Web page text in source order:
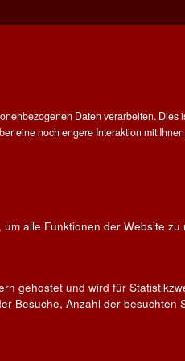
Daten verarbeiten. Dies
eine noch engere Interaktion mit
alle Funktionen der Website zu
gehostet und wird für
Besuche, Anzahl der besuchten